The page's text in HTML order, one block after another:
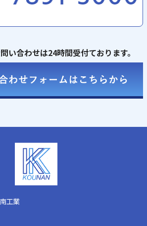
い合わせは24時間受付ております。
工業